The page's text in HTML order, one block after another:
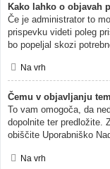
Kako lahko o objavah
Če je administrator to
prispevku videti poleg
bo popeljal skozi
Na vrh
Čemu v objavljanju
To vam omogoča, da
dopolnite ter predložite.
obiščite Uporabniško
Na vrh